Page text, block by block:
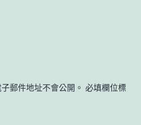
郵件地址不會公開。 必填欄位標